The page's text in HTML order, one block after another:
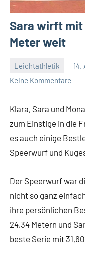
Sara wirft mit
Meter weit
Leichtathletik 14.
Keine Kommentare
Klara, Sara und
zum Einstige in die
es auch einige
Speerwurf und
Der Speerwurf war
nicht so ganz
ihre persönlichen
24,34 Metern und
beste Serie mit